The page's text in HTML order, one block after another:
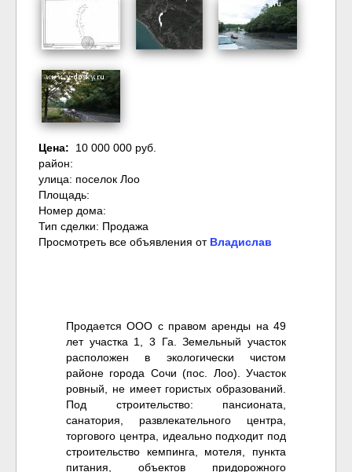
Цена: 10 000 000 руб.
район:
улица: поселок Лоо
Площадь:
Номер дома:
Тип сделки: Продажа
Просмотреть все объявления от Владислав
Продается ООО с правом аренды на 49
лет участка 1, 3 Га. Земельный участок
расположен в экологически чистом
районе города Сочи (пос. Лоо). Участок
ровный, не имеет гористых образований.
Под строительство: пансионата,
санатория, развлекательного центра,
торгового центра, идеально подходит под
строительство кемпинга, мотеля, пункта
питания, объектов придорожного